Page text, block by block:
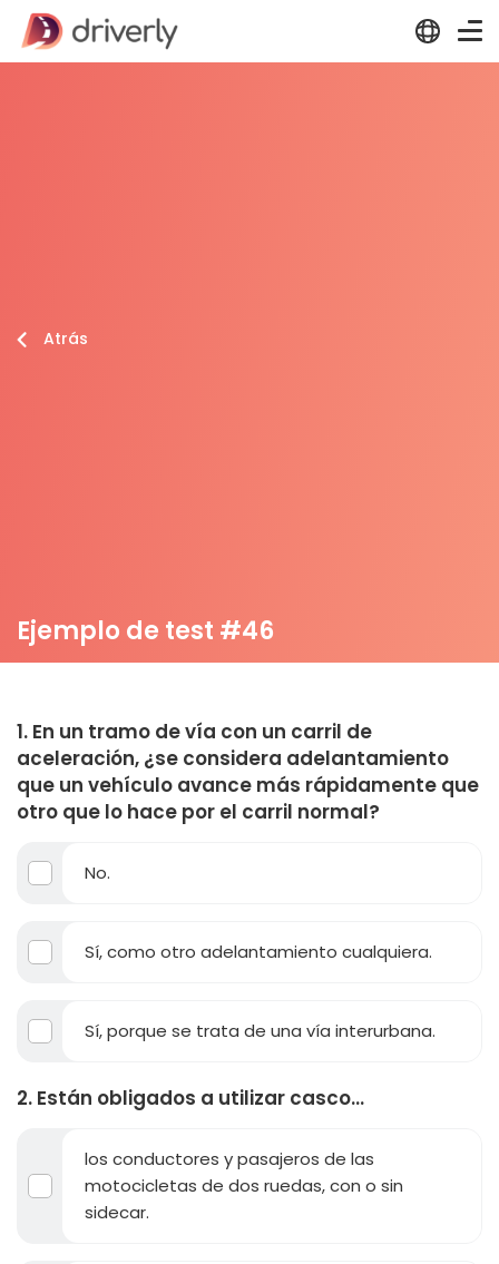
Atrás
Ejemplo de test #46
1. En un tramo de vía con un carril de
aceleración, ¿se considera adelantamiento
que un vehículo avance más rápidamente que
otro que lo hace por el carril normal?
No.
Sí, como otro adelantamiento cualquiera.
Sí, porque se trata de una vía interurbana.
2. Están obligados a utilizar casco...
los conductores y pasajeros de las
motocicletas de dos ruedas, con o sin
sidecar.